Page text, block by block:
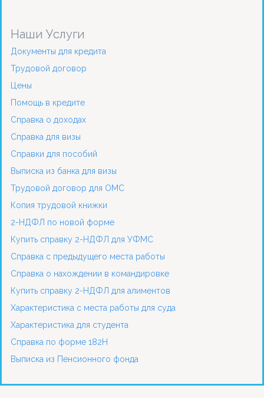
Наши Услуги
Документы для кредита
Трудовой договор
Цены
Помощь в кредите
Справка о доходах
Справка для визы
Справки для пособий
Выписка из банка для визы
Трудовой договор для ОМС
Копия трудовой книжки
2-НДФЛ по новой форме
Купить справку 2-НДФЛ для УФМС
Справка с предыдущего места работы
Справка о нахождении в командировке
Купить справку 2-НДФЛ для алиментов
Характеристика с места работы для суда
Характеристика для студента
Справка по форме 182Н
Выписка из Пенсионного фонда